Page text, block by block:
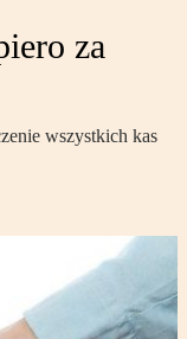
za
wszystkich kas